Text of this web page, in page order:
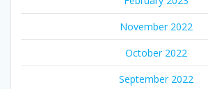
November 2022
October 2022
September 2022